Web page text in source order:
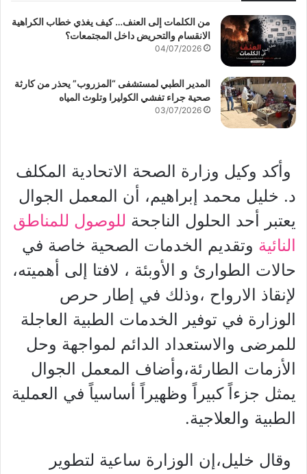
من الكلمات إلى العنف… كيف يغذي خطاب الكراهية
الانقسام والتحريض داخل المجتمعات؟
04/07/2026
المدير الطبي لمستشفى “المزروب” يحذر من كارثة
صحية جراء تفشي الكوليرا وتلوث المياه
03/07/2026
وأكد وكيل وزارة الصحة الاتحادية المكلف
د. خليل محمد إبراهيم، أن المعمل الجوال
يعتبر أحد الحلول الناجحة للوصول للمناطق
النائية وتقديم الخدمات الصحية خاصة في
حالات الطوارئ و الأوبئة ، لافتا إلى أهميته،
لإنقاذ الارواح ،وذلك في إطار حرص
الوزارة في توفير الخدمات الطبية العاجلة
للمرضى والاستعداد الدائم لمواجهة وحل
الأزمات الطارئة،وأضاف المعمل الجوال
يمثل جزءاً كبيراً وظهيراً أساسياً في العملية
الطبية والعلاجية.
وقال خليل،إن الوزارة ساعية لتطوير